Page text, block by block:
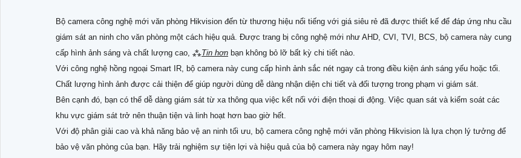
Bộ camera công nghệ mới văn phòng Hikvision đến từ thương hiệu nổi tiếng với giá siêu rẻ đã được thiết kế để đáp ứng nhu cầu
giám sát an ninh cho văn phòng một cách hiệu quả. Được trang bị công nghệ mới như AHD, CVI, TVI, BCS, bộ camera này cung
cấp hình ảnh sáng và chất lượng cao, ⁂Tin hơn bạn không bỏ lỡ bất kỳ chi tiết nào.
Với công nghệ hồng ngoại Smart IR, bộ camera này cung cấp hình ảnh sắc nét ngay cả trong điều kiện ánh sáng yếu hoặc tối.
Chất lượng hình ảnh được cải thiện để giúp người dùng dễ dàng nhận diện chi tiết và đối tượng trong phạm vi giám sát.
Bên cạnh đó, bạn có thể dễ dàng giám sát từ xa thông qua việc kết nối với điện thoại di động. Việc quan sát và kiểm soát các
khu vực giám sát trở nên thuận tiện và linh hoạt hơn bao giờ hết.
Với độ phân giải cao và khả năng bảo vệ an ninh tối ưu, bộ camera công nghệ mới văn phòng Hikvision là lựa chọn lý tưởng để
bảo vệ văn phòng của bạn. Hãy trải nghiệm sự tiện lợi và hiệu quả của bộ camera này ngay hôm nay!